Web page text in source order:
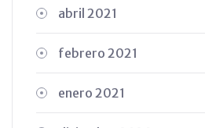
abril 2021
febrero 2021
enero 2021